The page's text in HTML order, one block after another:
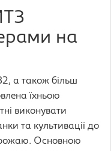
на
а також більш
їхньою
виконувати
та культивації до
Основною